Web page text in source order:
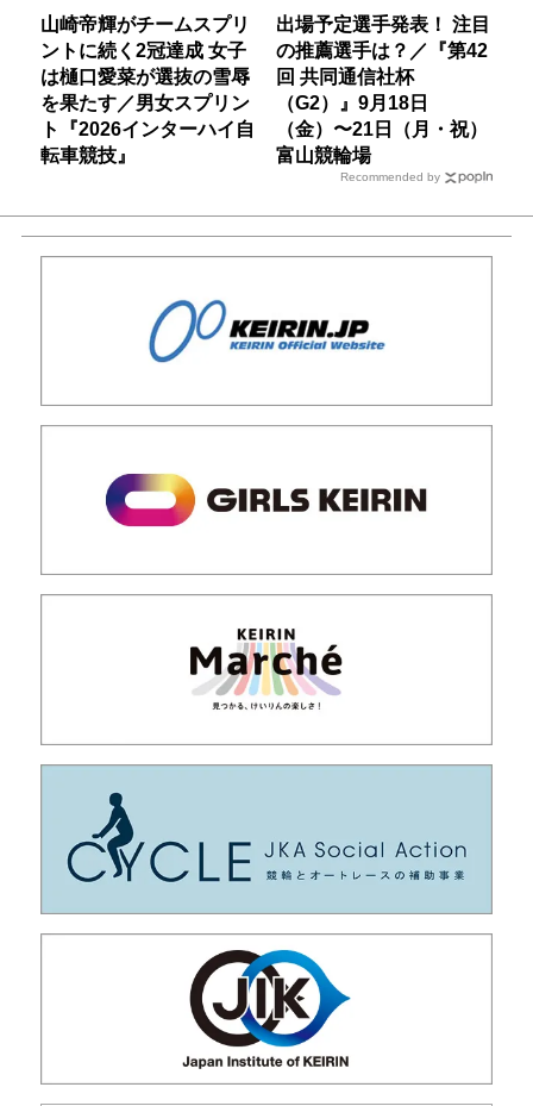
山崎帝輝がチームスプリ
ントに続く2冠達成 女子
は樋口愛菜が選抜の雪辱
を果たす／男女スプリン
ト『2026インターハイ自
転車競技』
出場予定選手発表！ 注目
の推薦選手は？／『第42
回 共同通信社杯
（G2）』9月18日
（金）〜21日（月・祝）
富山競輪場
Recommended by